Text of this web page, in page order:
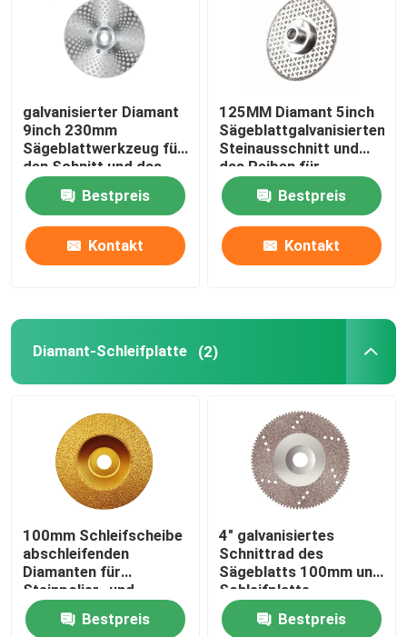
galvanisierter Diamant
9inch 230mm
Sägeblattwerkzeug für
den Schnitt und das
Reiben des Marmors
Bestpreis
Kontakt
125MM Diamant 5inch
Sägeblattgalvanisierten
Steinausschnitt und
das Reiben für
keramischen
Marmorierunggranit
Bestpreis
Kontakt
Diamant-Schleifplatte (2)
100mm Schleifscheibe
abschleifenden
Diamanten für
Steinpolier- und
Ausschnittvakuum
bronzierteBestpreis
4" galvanisiertes
Schnittrad des
Sägeblatts 100mm und
Schleifplatte
Bestpreis